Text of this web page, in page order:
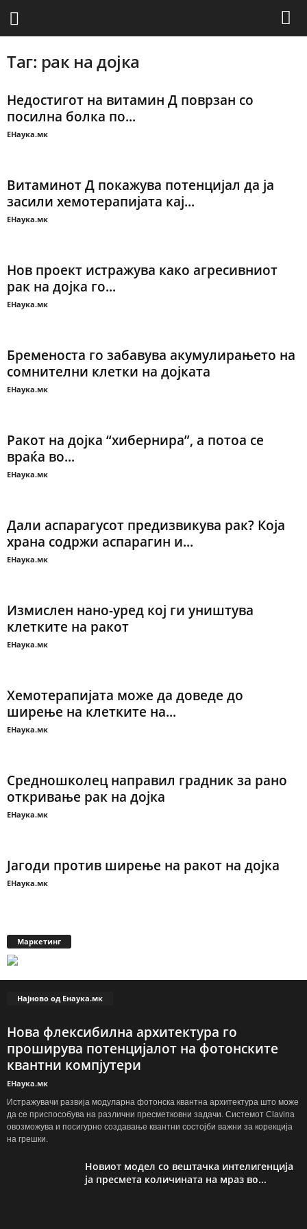
Таг: рак на дојка
Недостигот на витамин Д поврзан со
посилна болка по...
ЕНаука.мк
Витаминот Д покажува потенцијал да ја
засили хемотерапијата кај...
ЕНаука.мк
Нов проект истражува како агресивниот
рак на дојка го...
ЕНаука.мк
Бременоста го забавува акумулирањето на
сомнителни клетки на дојката
ЕНаука.мк
Ракот на дојка “хибернира”, а потоа се
враќа во...
ЕНаука.мк
Дали аспарагусот предизвикува рак? Која
храна содржи аспарагин и...
ЕНаука.мк
Измислен нано-уред кој ги уништува
клетките на ракот
ЕНаука.мк
Хемотерапијата може да доведе до
ширење на клетките на...
ЕНаука.мк
Средношколец направил градник за рано
откривање рак на дојка
ЕНаука.мк
Јагоди против ширење на ракот на дојка
ЕНаука.мк
Маркетинг
Најново од Енаука.мк
Нова флексибилна архитектура го
проширува потенцијалот на фотонските
квантни компјутери
ЕНаука.мк
Истражувачи развија модуларна фотонска квантна архитектура што може
да се приспособува на различни пресметковни задачи. Системот Clavina
овозможува и посигурно создавање квантни состојби важни за корекција
на грешки.
Новиот модел со вештачка интелигенција
ја пресмета количината на мраз во...